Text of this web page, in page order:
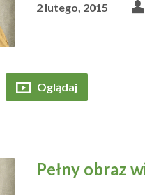
2 lutego, 2015
Oglądaj
Pełny obraz